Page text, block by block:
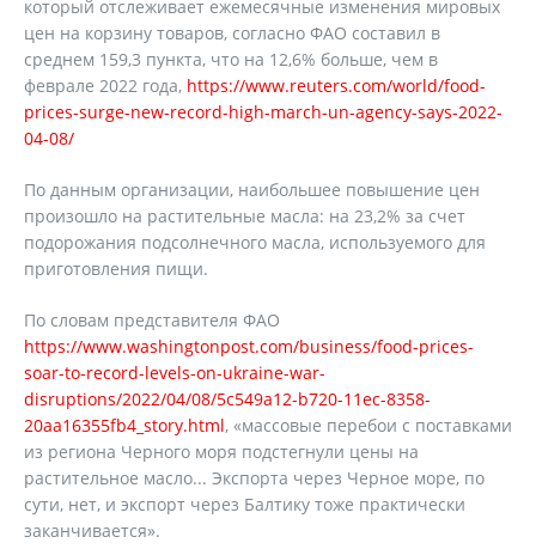
который отслеживает ежемесячные изменения мировых
цен на корзину товаров, согласно ФАО составил в
среднем 159,3 пункта, что на 12,6% больше, чем в
феврале 2022 года, https://www.reuters.com/world/food-
prices-surge-new-record-high-march-un-agency-says-2022-
04-08/
По данным организации, наибольшее повышение цен
произошло на растительные масла: на 23,2% за счет
подорожания подсолнечного масла, используемого для
приготовления пищи.
По словам представителя ФАО
https://www.washingtonpost.com/business/food-prices-
soar-to-record-levels-on-ukraine-war-
disruptions/2022/04/08/5c549a12-b720-11ec-8358-
20aa16355fb4_story.html, «массовые перебои с поставками
из региона Черного моря подстегнули цены на
растительное масло... Экспорта через Черное море, по
сути, нет, и экспорт через Балтику тоже практически
заканчивается».